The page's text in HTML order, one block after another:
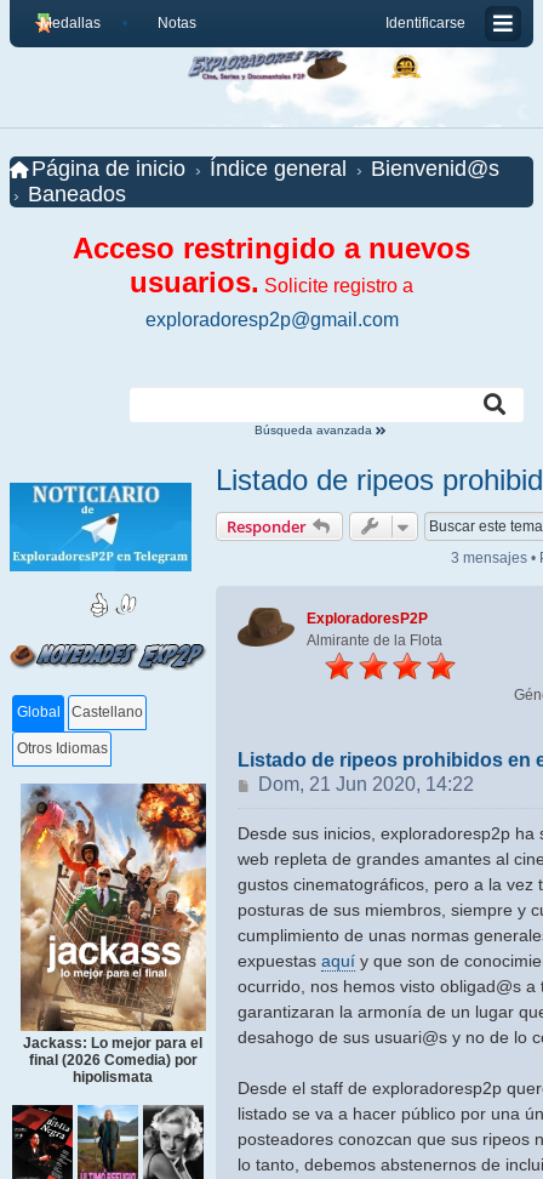
Identificarse
Medallas Notas
Página de inicio Índice general
Bienvenid@s
Baneados
Acceso restringido a nuevos
usuarios. Solicite registro a
exploradoresp2p@gmail.com
Búsqueda avanzada
Global Castellano
Otros Idiomas
Jackass: Lo mejor para el
final (2026 Comedia) por
hipolismata
Listado de ripeos
Responder
3 mensajes •
ExploradoresP2P
Almirante de la Flota
Listado de ripeos prohibidos en
Mensaje
Dom, 21 Jun 2020, 14:22
Desde sus inicios, exploradoresp2p
web repleta de grandes amantes al
gustos cinematográficos, pero a la
posturas de sus miembros, siempre y
cumplimiento de unas normas
expuestas aquí y que son de
ocurrido, nos hemos visto obligad@s
garantizaran la armonía de un lugar
desahogo de sus usuari@s y no de lo
Desde el staff de exploradoresp2p
listado se va a hacer público por una
posteadores conozcan que sus ripeos
lo tanto, debemos abstenernos de